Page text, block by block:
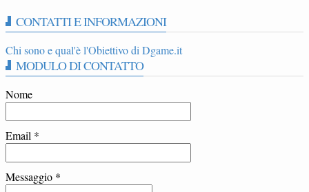
CONTATTI E INFORMAZIONI
Chi sono e qual'è l'Obiettivo di Dgame.it
MODULO DI CONTATTO
Nome
Email *
Messaggio *